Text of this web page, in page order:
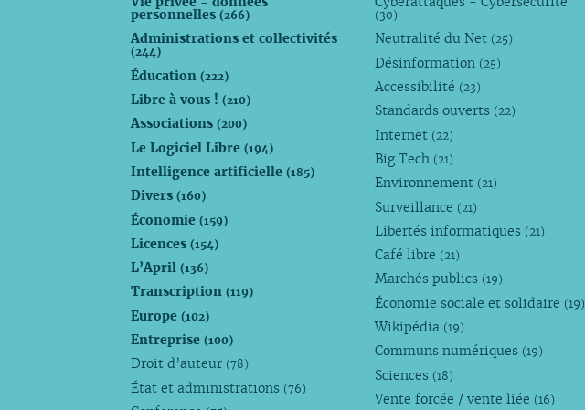
personnelles(266)
Administrations et collectivités
(244)
Éducation(222)
Libre à vous !(210)
Associations(200)
Le Logiciel Libre(194)
Intelligence artificielle(185)
Divers(160)
Économie(159)
Licences(154)
L’April(136)
Transcription(119)
Europe(102)
Entreprise(100)
Droit d’auteur (78)
État et administrations (76)
(30)
Neutralité du Net (25)
Désinformation (25)
Accessibilité (23)
Standards ouverts (22)
Internet (22)
Big Tech (21)
Environnement (21)
Surveillance (21)
Libertés informatiques (21)
Café libre (21)
Marchés publics (19)
Économie sociale et solidaire (19)
Wikipédia (19)
Communs numériques (19)
Sciences (18)
Vente forcée / vente liée (16)